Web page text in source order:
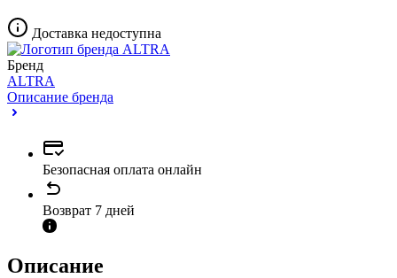
Доставка недоступна
Бренд
ALTRA
Описание бренда
Безопасная оплата онлайн
Возврат 7 дней
Описание